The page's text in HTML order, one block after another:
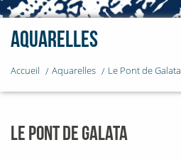
Aquarelles
Accueil Aquarelles Le Pont de Galata
LE PONT DE GALATA